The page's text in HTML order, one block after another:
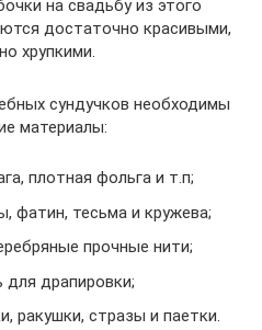
на свадьбу из этого
достаточно красивыми,
но хрупкими.
сундучков необходимы
материалы:
плотная фольга и т.п;
фатин, тесьма и кружева;
прочные нити;
для драпировки;
ракушки, стразы и паетки.